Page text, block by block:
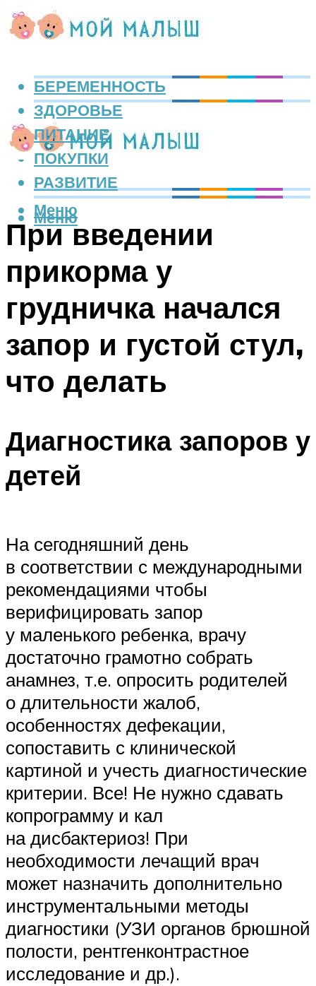
БЕРЕМЕННОСТЬ
ЗДОРОВЬЕ
ПИТАНИЕ
ПОКУПКИ
РАЗВИТИЕ
Меню
Меню
При введении
прикорма у
грудничка начался
запор и густой стул,
что делать
Диагностика запоров у
детей
На сегодняшний день
в соответствии с международными
рекомендациями чтобы
верифицировать запор
у маленького ребенка, врачу
достаточно грамотно собрать
анамнез, т.е. опросить родителей
о длительности жалоб,
особенностях дефекации,
сопоставить с клинической
картиной и учесть диагностические
критерии. Все! Не нужно сдавать
копрограмму и кал
на дисбактериоз! При
необходимости лечащий врач
может назначить дополнительно
инструментальными методы
диагностики (УЗИ органов брюшной
полости, рентгенконтрастное
исследование и др.).